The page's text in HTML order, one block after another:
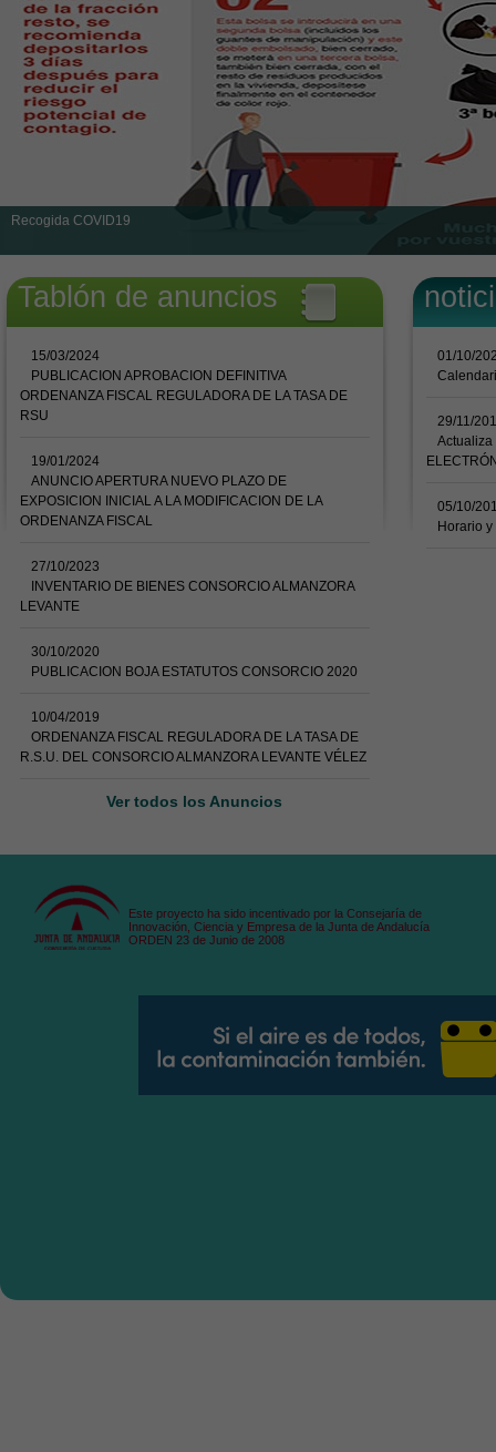
Recogida COVID19
Tablón de anuncios
15/03/2024
PUBLICACION APROBACION DEFINITIVA
ORDENANZA FISCAL REGULADORA DE LA TASA DE
RSU
19/01/2024
ANUNCIO APERTURA NUEVO PLAZO DE
EXPOSICION INICIAL A LA MODIFICACION DE LA
ORDENANZA FISCAL
27/10/2023
INVENTARIO DE BIENES CONSORCIO ALMANZORA
LEVANTE
30/10/2020
PUBLICACION BOJA ESTATUTOS CONSORCIO 2020
10/04/2019
ORDENANZA FISCAL REGULADORA DE LA TASA DE
R.S.U. DEL CONSORCIO ALMANZORA LEVANTE VÉLEZ
Ver todos los Anuncios
01/10/
29/11/
Actualiza
05/10/
Horario
Este proyecto ha sido incentivado por la Consejaría de
Innovación, Ciencia y Empresa de la Junta de Andalucía
ORDEN 23 de Junio de 2008